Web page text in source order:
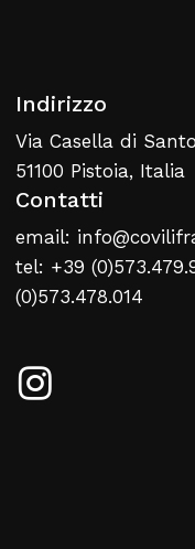
Indirizzo
Via Casella di
51100 Pistoia, Italia
Contatti
email:
tel: +39
(0)573.478.014